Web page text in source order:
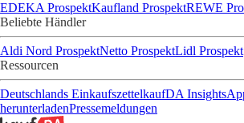
EDEKA ProspektKaufland ProspektREWE
Beliebte Händler
Aldi Nord ProspektNetto ProspektLidl Prospekt
Ressourcen
Deutschlands EinkaufszettelkaufDA Insights
herunterladenPressemeldungen